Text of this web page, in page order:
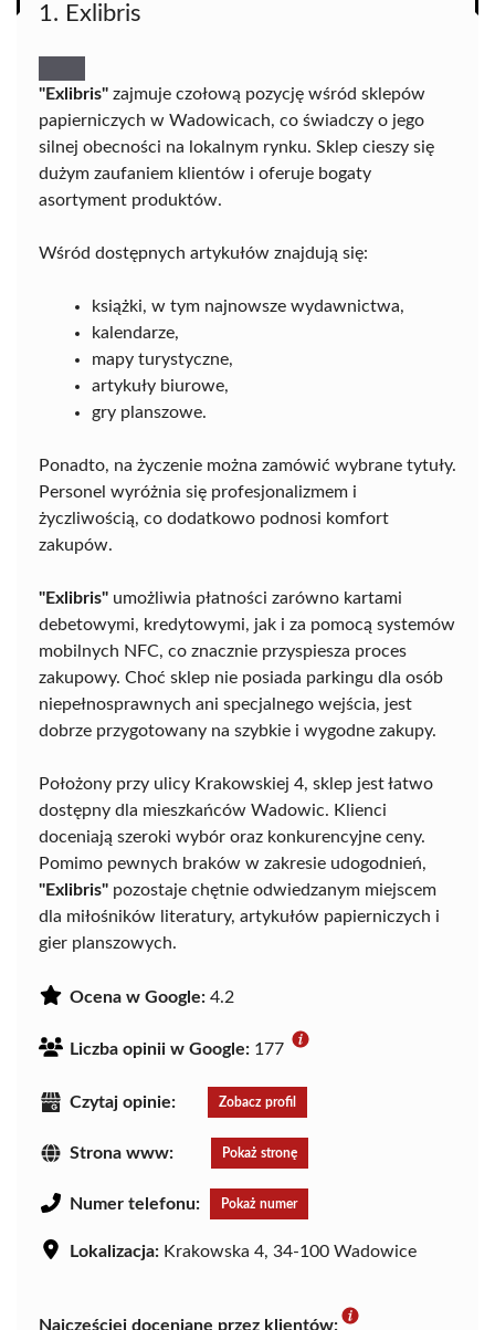
1. Exlibris
"Exlibris" zajmuje czołową pozycję wśród sklepów
papierniczych w Wadowicach, co świadczy o jego
silnej obecności na lokalnym rynku. Sklep cieszy się
dużym zaufaniem klientów i oferuje bogaty
asortyment produktów.
Wśród dostępnych artykułów znajdują się:
książki, w tym najnowsze wydawnictwa,
kalendarze,
mapy turystyczne,
artykuły biurowe,
gry planszowe.
Ponadto, na życzenie można zamówić wybrane tytuły.
Personel wyróżnia się profesjonalizmem i
życzliwością, co dodatkowo podnosi komfort
zakupów.
"Exlibris" umożliwia płatności zarówno kartami
debetowymi, kredytowymi, jak i za pomocą systemów
mobilnych NFC, co znacznie przyspiesza proces
zakupowy. Choć sklep nie posiada parkingu dla osób
niepełnosprawnych ani specjalnego wejścia, jest
dobrze przygotowany na szybkie i wygodne zakupy.
Położony przy ulicy Krakowskiej 4, sklep jest łatwo
dostępny dla mieszkańców Wadowic. Klienci
doceniają szeroki wybór oraz konkurencyjne ceny.
Pomimo pewnych braków w zakresie udogodnień,
"Exlibris" pozostaje chętnie odwiedzanym miejscem
dla miłośników literatury, artykułów papierniczych i
gier planszowych.
Ocena w Google: 4.2
Liczba opinii w Google: 177
Czytaj opinie: Zobacz profil
Strona www: Pokaż stronę
Numer telefonu: Pokaż numer
Lokalizacja: Krakowska 4, 34-100 Wadowice
Najczęściej doceniane przez klientów: